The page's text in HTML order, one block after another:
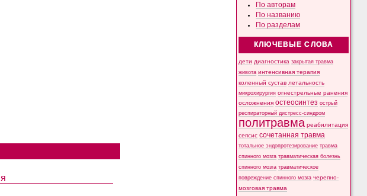
По авторам
По названию
По разделам
КЛЮЧЕВЫЕ СЛОВА
дети диагностика закрытая травма
живота интенсивная терапия
коленный сустав летальность
микрохирургия огнестрельные ранения
осложнения остеосинтез острый
респираторный дистресс-синдром
политравма реабилитация
сепсис сочетанная травма
тотальное эндопротезирование травма
спинного мозга травматическая болезнь
спинного мозга травматическое
повреждение спинного мозга черепно-
мозговая травма